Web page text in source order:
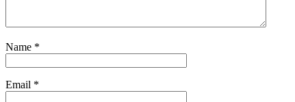
Name *
Email *